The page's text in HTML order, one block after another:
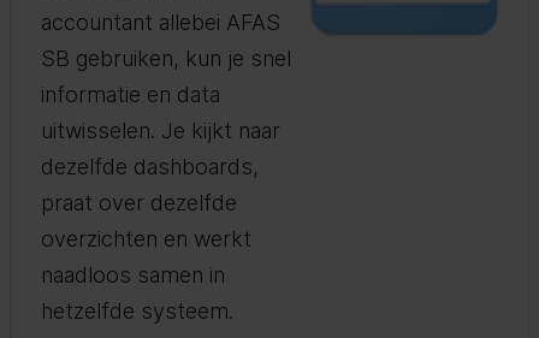
accountant allebei AFAS
SB gebruiken, kun je snel
informatie en data
uitwisselen. Je kijkt naar
dezelfde dashboards,
praat over dezelfde
overzichten en werkt
naadloos samen in
hetzelfde systeem.